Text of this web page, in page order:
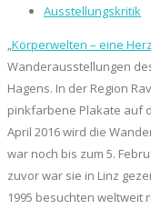
Ausstellungskritik
„Körperwelten – eine
Wanderausstellungen
Hagens. In der Region
pinkfarbene Plakate auf
April 2016 wird die
war noch bis zum 5.
zuvor war sie in Linz
1995 besuchten weltweit